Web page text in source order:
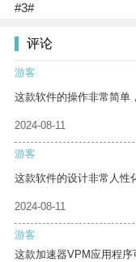
#3#
评论
游客
这款软件的操作非常简单
2024-08-11
游客
这款软件的设计非常人性
2024-08-11
游客
这款加速器VPM应用程